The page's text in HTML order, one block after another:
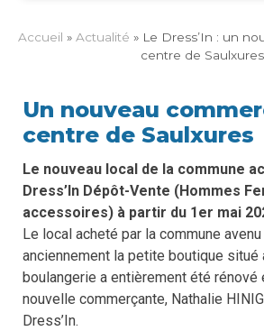
Accueil » Actua­li­té » Le Dress’In : un
centre de Saulxures
Un nouveau
centre de Saulxures
Le nouveau local de la commune
Dress’In Dépôt-Vente (Hommes
accessoires) à partir du 1er mai
Le local acheté par la commune
anciennement la petite boutique situé
boulangerie a entièrement été rénové
nouvelle commerçante, Nathalie
Dress’In.